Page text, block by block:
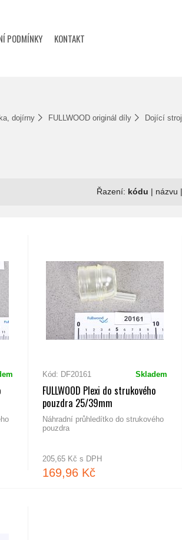
PODMÍNKY KONTAKT
dojírny FULLWOOD originál díly Dojící
Řazení: kódu názvu
Kód: DF20161 Skladem
FULLWOOD Plexi do strukového
pouzdra 25/39mm
Náhradní průhledítko do strukového
pouzdra
205,65 Kč s DPH
169,96 Kč